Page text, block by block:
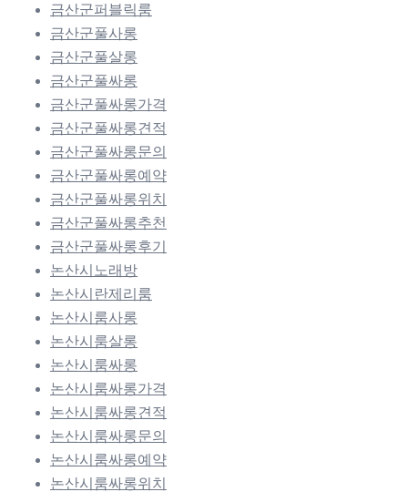
금산군퍼블릭룸
금산군풀사롱
금산군풀살롱
금산군풀싸롱
금산군풀싸롱가격
금산군풀싸롱견적
금산군풀싸롱문의
금산군풀싸롱예약
금산군풀싸롱위치
금산군풀싸롱추천
금산군풀싸롱후기
논산시노래방
논산시란제리룸
논산시룸사롱
논산시룸살롱
논산시룸싸롱
논산시룸싸롱가격
논산시룸싸롱견적
논산시룸싸롱문의
논산시룸싸롱예약
논산시룸싸롱위치